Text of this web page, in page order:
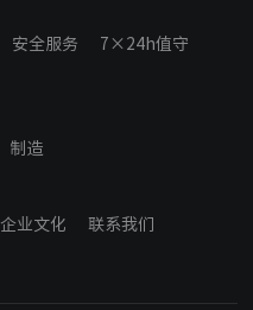
安全服务
7×24h值守
制造
企业文化
联系我们